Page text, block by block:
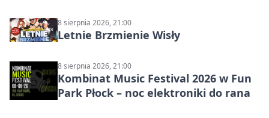
8 sierpnia 2026, 21:00
Letnie Brzmienie Wisły
8 sierpnia 2026, 21:00
Kombinat Music Festival 2026 w Fun
Park Płock – noc elektroniki do rana